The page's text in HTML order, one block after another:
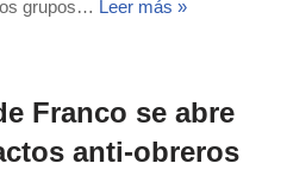
grupos… Leer más »
Franco se abre
anti-obreros